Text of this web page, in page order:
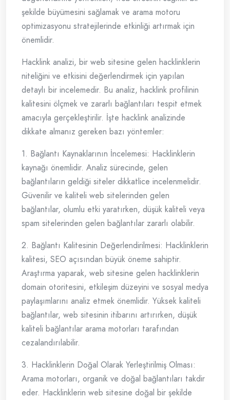
şekilde büyümesini sağlamak ve arama motoru
optimizasyonu stratejilerinde etkinliği artırmak için
önemlidir.
Hacklink analizi, bir web sitesine gelen hacklinklerin
niteliğini ve etkisini değerlendirmek için yapılan
detaylı bir incelemedir. Bu analiz, hacklink profilinin
kalitesini ölçmek ve zararlı bağlantıları tespit etmek
amacıyla gerçekleştirilir. İşte hacklink analizinde
dikkate almanız gereken bazı yöntemler:
1. Bağlantı Kaynaklarının İncelemesi: Hacklinklerin
kaynağı önemlidir. Analiz sürecinde, gelen
bağlantıların geldiği siteler dikkatlice incelenmelidir.
Güvenilir ve kaliteli web sitelerinden gelen
bağlantılar, olumlu etki yaratırken, düşük kaliteli veya
spam sitelerinden gelen bağlantılar zararlı olabilir.
2. Bağlantı Kalitesinin Değerlendirilmesi: Hacklinklerin
kalitesi, SEO açısından büyük öneme sahiptir.
Araştırma yaparak, web sitesine gelen hacklinklerin
domain otoritesini, etkileşim düzeyini ve sosyal medya
paylaşımlarını analiz etmek önemlidir. Yüksek kaliteli
bağlantılar, web sitesinin itibarını artırırken, düşük
kaliteli bağlantılar arama motorları tarafından
cezalandırılabilir.
3. Hacklinklerin Doğal Olarak Yerleştirilmiş Olması:
Arama motorları, organik ve doğal bağlantıları takdir
eder. Hacklinklerin web sitesine doğal bir şekilde